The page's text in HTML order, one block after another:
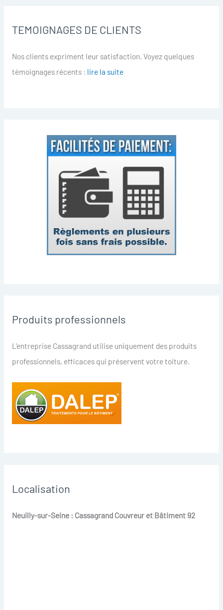
TEMOIGNAGES DE CLIENTS
Nos clients expriment leur satisfaction. Voyez quelques
témoignages récents : lire la suite
Produits professionnels
L'entreprise Cassagrand utilise uniquement des produits
professionnels, efficaces qui préservent votre toiture.
Localisation
Neuilly-sur-Seine : Cassagrand Couvreur et Bâtiment 92